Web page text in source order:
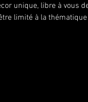
unique, libre à vous
limité à la